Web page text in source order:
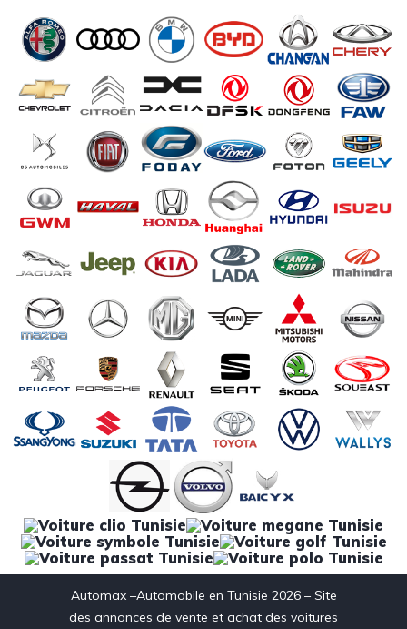
Automax –Automobile en Tunisie 2026 – Site
des annonces de vente et achat des voitures